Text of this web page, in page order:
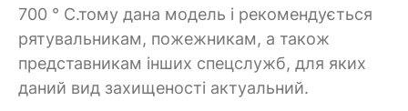
700 ° С.тому дана модель і рекомендується
рятувальникам, пожежникам, а також
представникам інших спецслужб, для яких
даний вид захищеності актуальний.